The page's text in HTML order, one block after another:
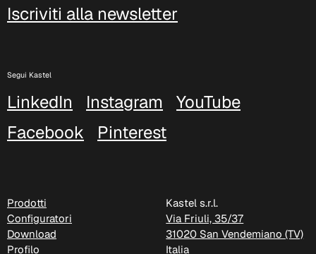
Iscriviti alla newsletter
Segui Kastel
LinkedIn Instagram
YouTube
Facebook
Pinterest
Prodotti
Configuratori
Download
Profilo
Kastel s.r.l.
Via Friuli, 35/37
31020 San Vendemiano (TV)
Italia